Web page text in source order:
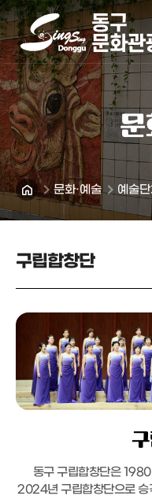
문
문화·예술 예술단
구립합창단
동구 구립합창단은
2024년 구립합창단으로 승